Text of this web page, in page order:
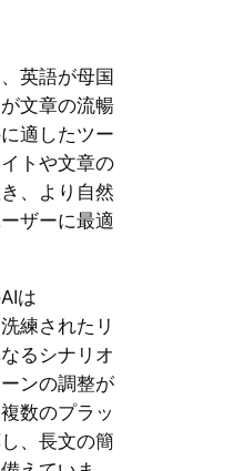
英語が母国
文章の流暢
適したツー
トや文章の
、より自然
ザーに最適
は
練されたリ
るシナリオ
ンの調整が
数のプラッ
、長文の簡